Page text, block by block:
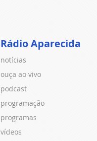
Rádio Aparecida
notícias
ouça ao vivo
podcast
programação
programas
vídeos